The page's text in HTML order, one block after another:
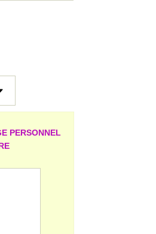
PERSONNEL